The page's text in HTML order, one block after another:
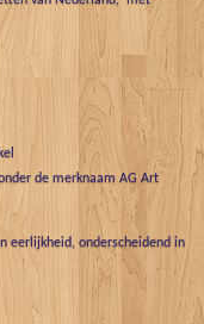
de merknaam AG Art
eerlijkheid, onderscheidend in